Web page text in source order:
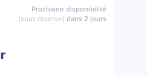
Prochaine disponibilité
(sous réserve) dans 2 jours